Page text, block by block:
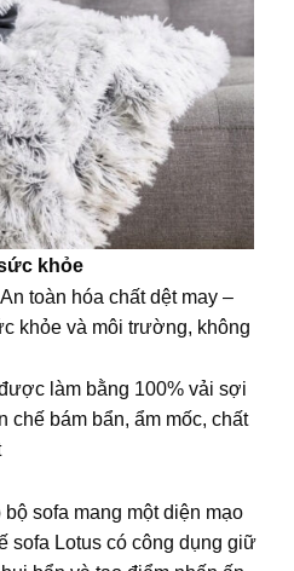
khỏe
toàn hóa chất dệt may –
khỏe và môi trường, không
làm bằng 100% vải sợi
chế bám bẩn, ẩm mốc, chất
sofa mang một diện mạo
sofa Lotus có công dụng giữ